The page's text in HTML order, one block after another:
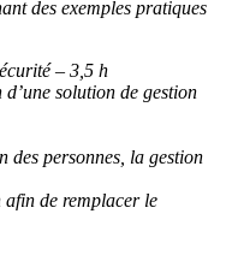
des exemples pratiques
– 3,5 h
solution de gestion
des personnes, la gestion
afin de remplacer le